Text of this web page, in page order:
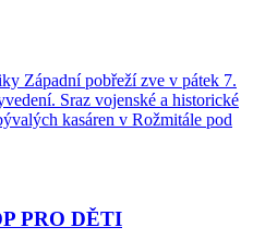
Západní pobřeží zve v pátek 7.
Sraz vojenské a historické
kasáren v Rožmitále pod
PRO DĚTI